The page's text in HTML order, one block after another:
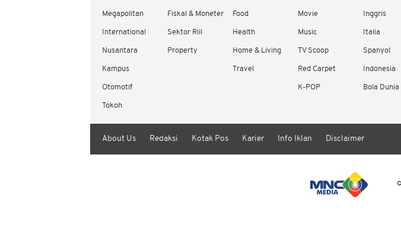
Megapolitan
International
Nusantara
Kampus
Otomotif
Tokoh
Fiskal & Moneter
Sektor Riil
Property
Food
Health
Home & Living
Travel
Movie
Music
TV Scoop
Red Carpet
K-POP
Inggris
Italia
Spanyol
Indonesia
Bola Dunia
About Us Redaksi Kotak Pos Karier Info Iklan Disclaimer